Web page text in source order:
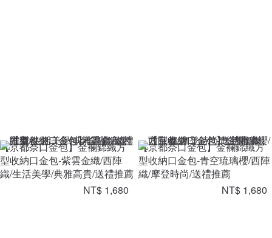
【京都奈口金包】金襴錦織方
型收納口金包-紫雲金織/西陣
織/生活美學/典雅高貴/送禮推薦
NT$ 1,680
【京都奈口金包】金襴錦織方
型收納口金包-青空琉璃櫻/西陣
織/摩登時尚/送禮推薦
NT$ 1,680